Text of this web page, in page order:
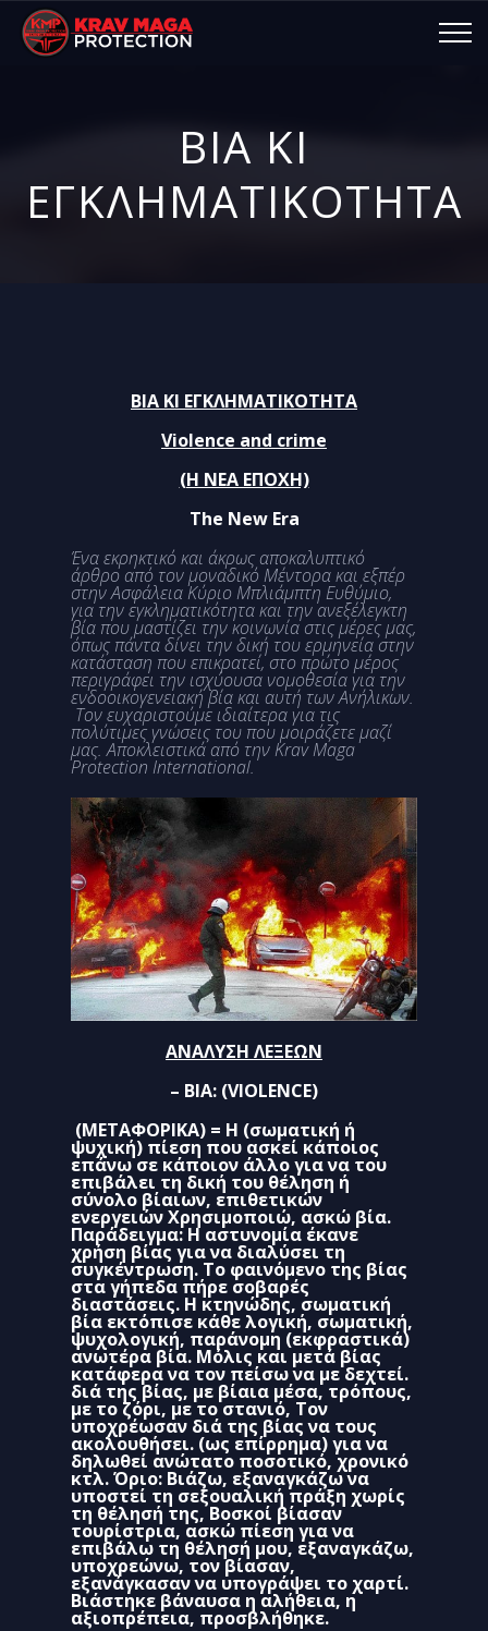
ΒΙΑ ΚΙ
ΕΓΚΛΗΜΑΤΙΚΟΤΗΤΑ
ΒΙΑ ΚΙ ΕΓΚΛΗΜΑΤΙΚΟΤΗΤΑ
Violence and crime
(Η ΝΕΑ ΕΠΟΧΗ)
The New Era
Ένα εκρηκτικό και άκρως αποκαλυπτικό
άρθρο από τον μοναδικό Μέντορα και εξπέρ
στην Ασφάλεια Κύριο Μπλιάμπτη Ευθύμιο,
για την εγκληματικότητα και την ανεξέλεγκτη
βία που μαστίζει την κοινωνία στις μέρες μας,
όπως πάντα δίνει την δική του ερμηνεία στην
κατάσταση που επικρατεί, στο πρώτο μέρος
περιγράφει την ισχύουσα νομοθεσία για την
ενδοοικογενειακή βία και αυτή των Ανήλικων.
Τον ευχαριστούμε ιδιαίτερα για τις
πολύτιμες γνώσεις του που μοιράζετε μαζί
μας. Αποκλειστικά από την Krav Maga
Protection International.
ΑΝΑΛΥΣΗ ΛΕΞΕΩΝ
– ΒΙΑ: (VIOLENCE)
(ΜΕΤΑΦΟΡΙΚΑ) = Η (σωματική ή
ψυχική) πίεση που ασκεί κάποιος
επάνω σε κάποιον άλλο για να του
επιβάλει τη δική του θέληση ή
σύνολο βίαιων, επιθετικών
ενεργειών Χρησιμοποιώ, ασκώ βία.
Παράδειγμα:H αστυνομία έκανε
χρήση βίας για να διαλύσει τη
συγκέντρωση. Το φαινόμενο της βίας
στα γήπεδα πήρε σοβαρές
διαστάσεις. Η κτηνώδης, σωματική
βία εκτόπισε κάθε λογική, σωματική,
ψυχολογική, παράνομη (εκφραστικά)
ανωτέρα βία. Μόλις και μετά βίας
κατάφερα να τον πείσω να με δεχτεί.
διά της βίας, με βίαια μέσα, τρόπους,
με το ζόρι, με το στανιό, Τον
υποχρέωσαν διά της βίας να τους
ακολουθήσει. (ως επίρρημα) για να
δηλωθεί ανώτατο ποσοτικό, χρονικό
κτλ. Όριο: Βιάζω, εξαναγκάζω να
υποστεί τη σεξουαλική πράξη χωρίς
τη θέλησή της, Βοσκοί βίασαν
τουρίστρια, ασκώ πίεση για να
επιβάλω τη θέλησή μου, εξαναγκάζω,
υποχρεώνω, τον βίασαν,
εξανάγκασαν να υπογράψει το χαρτί.
Βιάστηκε βάναυσα η αλήθεια, η
αξιοπρέπεια, προσβλήθηκε.